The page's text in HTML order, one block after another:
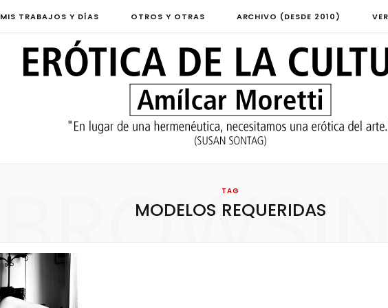
MIS TRABAJOS Y DÍAS OTROS Y OTRAS ARCHIVO (DESDE 2010)
TAG
MODELOS REQUERIDAS